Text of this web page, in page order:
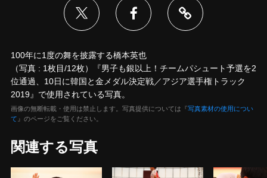
100年に1度の舞を披露する橋本英也
（写真 : 1枚目/12枚）『男子も銀以上！チームパシュート予選を2
位通過、10日に韓国と金メダル決定戦／アジア選手権トラック
2019』で使用されている写真。
画像の無断転載・使用は禁止します。写真提供については『写真素材の使用につい
て 』のページをご覧ください。
関連する写真